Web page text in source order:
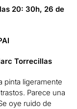
20: 30h, 26 de
Torrecillas
pinta ligeramente
Parece una
oye ruido de